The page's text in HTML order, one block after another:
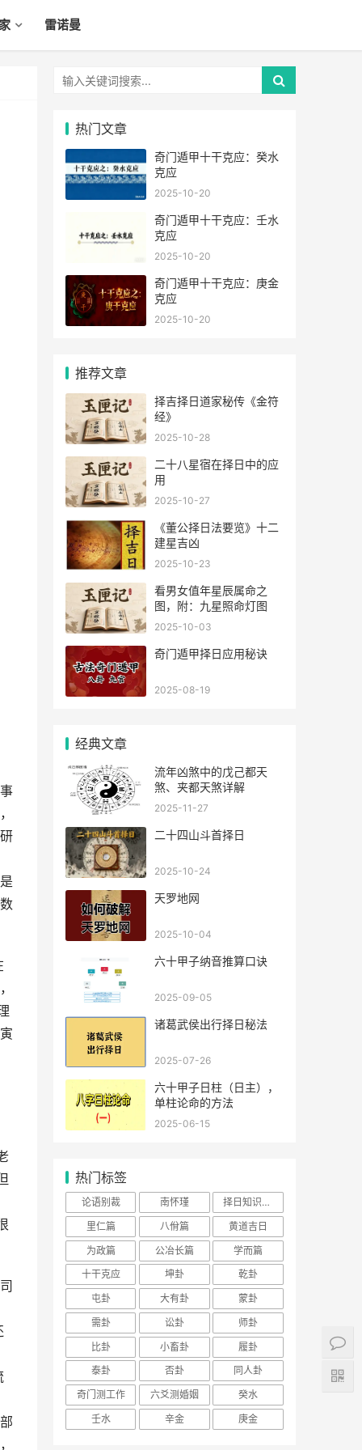
雷诺曼
热门文章
奇门遁甲十干克应：癸水
克应
2025-10-20
奇门遁甲十干克应：壬水
克应
2025-10-20
奇门遁甲十干克应：庚金
克应
2025-10-20
推荐文章
择吉择日道家秘传《金符
经》
2025-10-28
二十八星宿在择日中的应
用
2025-10-27
《董公择日法要览》十二
建星吉凶
2025-10-23
看男女值年星辰属命之
图，附：九星照命灯图
2025-10-03
奇门遁甲择日应用秘诀
2025-08-19
经典文章
流年凶煞中的戊己都天
煞、夹都天煞详解
2025-11-27
二十四山斗首择日
2025-10-24
天罗地网
2025-10-04
六十甲子纳音推算口诀
2025-09-05
诸葛武侯出行择日秘法
2025-07-26
六十甲子日柱（日主），
单柱论命的方法
2025-06-15
热门标签
论语别裁 南怀瑾
择日知识大全
里仁篇
八佾篇
黄道吉日
为政篇
公冶长篇
学而篇
十干克应
坤卦
乾卦
屯卦
大有卦
蒙卦
需卦
讼卦
师卦
比卦
小畜卦
履卦
泰卦
否卦
同人卦
奇门测工作
六爻测婚姻
癸水
壬水
辛金 庚金